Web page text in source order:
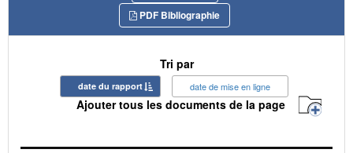
PDF Bibliographie
Tri par
date du rapport date de mise en ligne
Ajouter tous les documents de la page